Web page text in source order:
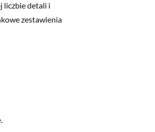
liczbie detali i
zestawienia